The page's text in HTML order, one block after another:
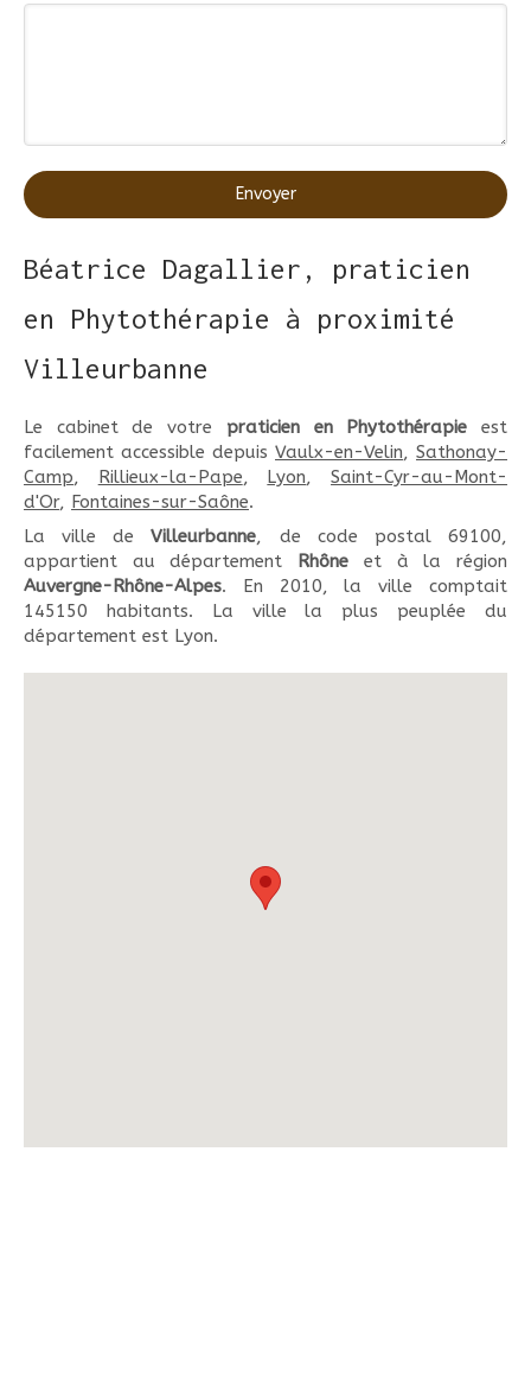
Envoyer
Béatrice Dagallier, praticien
en Phytothérapie à proximité
Villeurbanne
Le cabinet de votre praticien en Phytothérapie est
facilement accessible depuis Vaulx-en-Velin, Sathonay-
Camp, Rillieux-la-Pape, Lyon,Saint-Cyr-au-Mont-
d'Or, Fontaines-sur-Saône.
La ville deVilleurbanne, de code postal 69100,
appartient au département
Rhône et à la région
Auvergne-Rhône-Alpes. En 2010, la ville comptait
145150 habitants. La ville la plus peuplée du
département est Lyon.